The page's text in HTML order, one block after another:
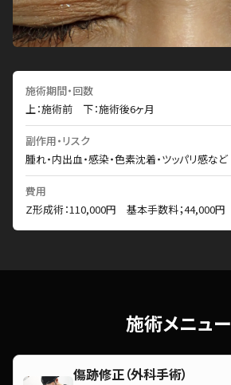
施術期間・回数
上：施術前 下：施術後6ヶ月
副作用・リスク
腫れ・内出血・感染・色素沈着・ツッパリ感など
費用
Z形成術：110,000円 基本手数料；44,000円
施術メニュー
傷跡修正（外科手術）